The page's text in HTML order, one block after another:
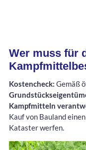
Wer muss für
Kostencheck: Gemäß
Kampfmitteln
Kauf von Bauland
Kataster werfen.